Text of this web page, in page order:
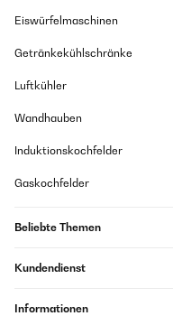
Eiswürfelmaschinen
Getränkekühlschränke
Luftkühler
Wandhauben
Induktionskochfelder
Gaskochfelder
Beliebte Themen
Kundendienst
Informationen